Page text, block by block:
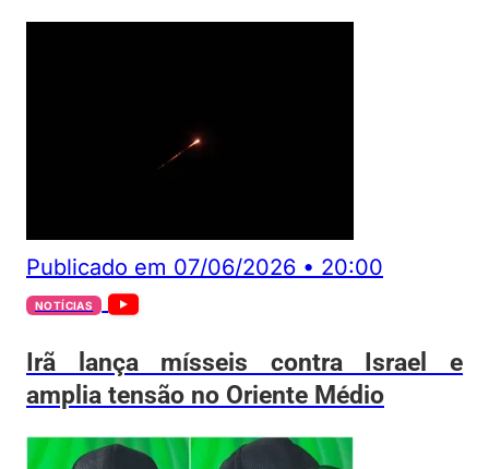
Publicado em 07/06/2026 • 20:00
NOTÍCIAS
Irã lança mísseis contra Israel e
amplia tensão no Oriente Médio